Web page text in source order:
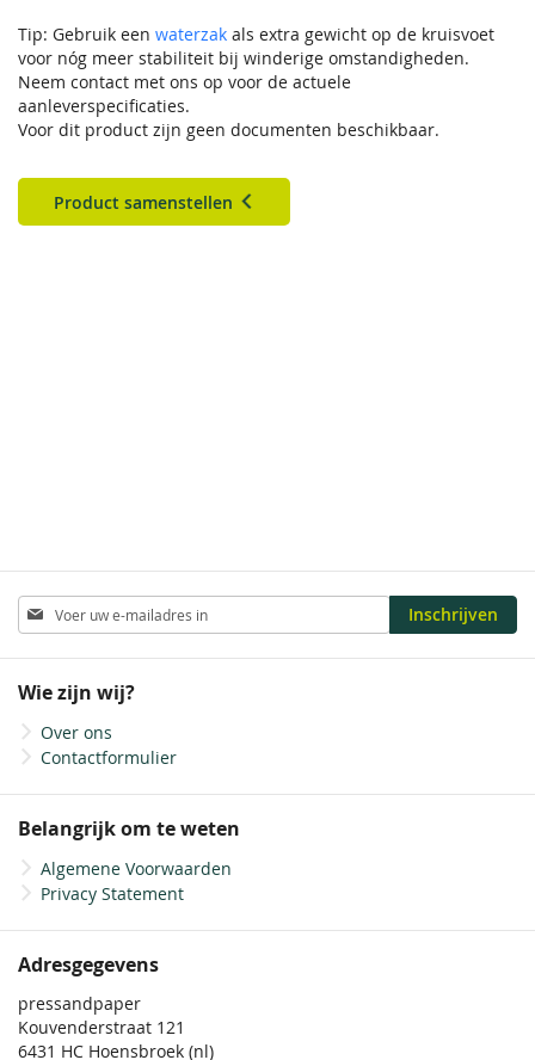
Tip: Gebruik een waterzak als extra gewicht op de kruisvoet
voor nóg meer stabiliteit bij winderige omstandigheden.
Neem contact met ons op voor de actuele
aanleverspecificaties.
Voor dit product zijn geen documenten beschikbaar.
Product samenstellen
Abonneer
u
op
nieuwsbrief
Inschrijven
Wie zijn wij?
Over ons
Contactformulier
Belangrijk om te weten
Algemene Voorwaarden
Privacy Statement
Adresgegevens
pressandpaper
Kouvenderstraat 121
6431 HC Hoensbroek (nl)